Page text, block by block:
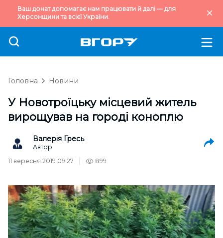
Ваш донат допомагає нам працювати й далі — для
Херсонщини та всієї України.
Головна Новини
У Новотроїцьку місцевий житель
вирощував на городі коноплю
Валерія Гресь
Автор
11 вересня 2019 09:27
899